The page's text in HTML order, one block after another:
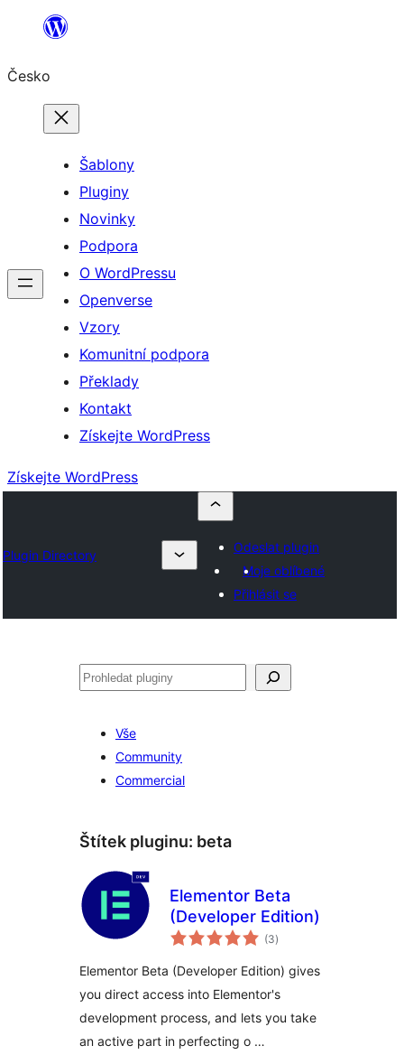
Přeskočit
obsah
Česko
Šablony
Pluginy
Novinky
Podpora
O WordPressu
Openverse
Vzory
Komunitní podpora
Překlady
Kontakt
Získejte WordPress
Získejte WordPress
Plugin Directory
Odeslat plugin
Moje oblíbené
Přihlásit se
Hledat
Vše
Community
Commercial
Štítek pluginu: beta
Elementor Beta
(Developer Edition)
(3celkové
hodnocení
)
Elementor Beta (Developer Edition) gives
you direct access into Elementor's
development process, and lets you take
an active part in perfecting o …